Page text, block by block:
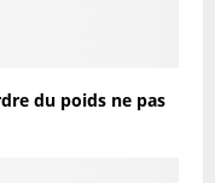
du poids ne pas